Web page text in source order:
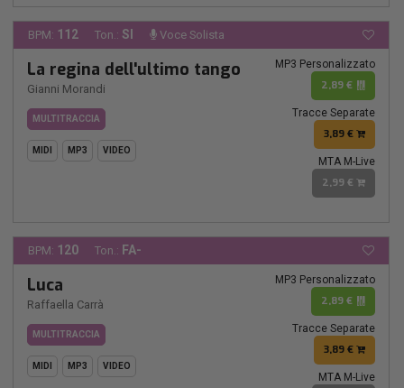
BPM: 112 Ton.: SI Voce Solista
La regina dell'ultimo tango
Gianni Morandi
MULTITRACCIA
MIDI MP3 VIDEO
MP3 Personalizzato
2,89 €
Tracce Separate
3,89 €
MTA M-Live
2,99 €
BPM: 120 Ton.: FA-
Luca
Raffaella Carrà
MULTITRACCIA
MIDI MP3 VIDEO
MP3 Personalizzato
2,89 €
Tracce Separate
3,89 €
MTA M-Live